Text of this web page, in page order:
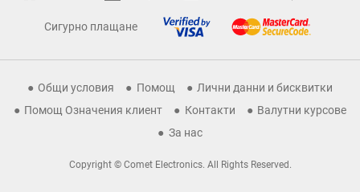
Сигурно плащане
Общи условия Помощ
Лични данни и бисквитки
Помощ Означения клиент
Контакти
Валутни курсове
За нас
Copyright © Comet Electronics. All Rights Reserved.